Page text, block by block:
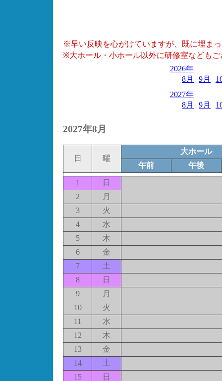
※早い反映を心がけていますが、既に埋ま
※大ホール・小ホール以外に研修室などもご
2026年
8月
9月
2027年
8月
9月
2027年8月
日 曜
大ホール
午前
午後
1
日
2
月
3
火
4
水
5
木
6
金
7
土
8
日
9
月
10
火
11
水
12
木
13
金
14
土
15
日